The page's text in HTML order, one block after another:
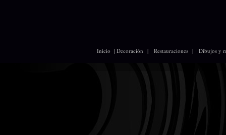
Inicio | Decoración | Restauraciones | Dibujos y